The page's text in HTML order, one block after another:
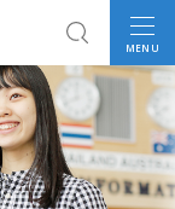
MENU